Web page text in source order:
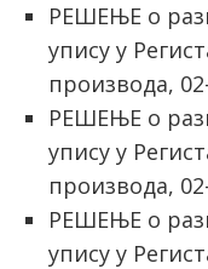
РЕШЕЊЕ о
упису у
производа,
РЕШЕЊЕ о
упису у
производа,
РЕШЕЊЕ о
упису у